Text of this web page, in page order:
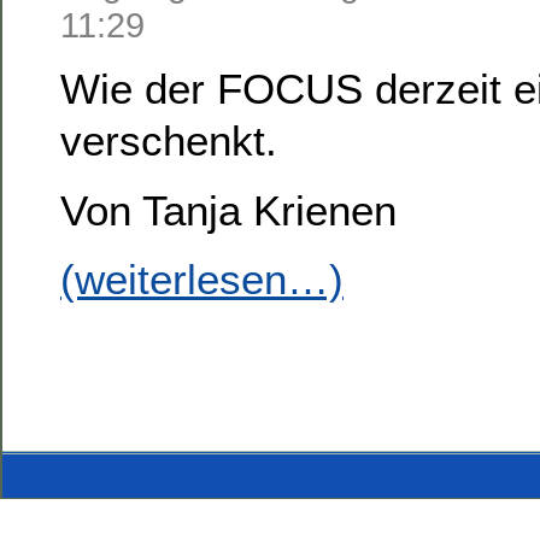
11:29
Wie der FOCUS derzeit
verschenkt.
Von Tanja Krienen
(weiterlesen…)